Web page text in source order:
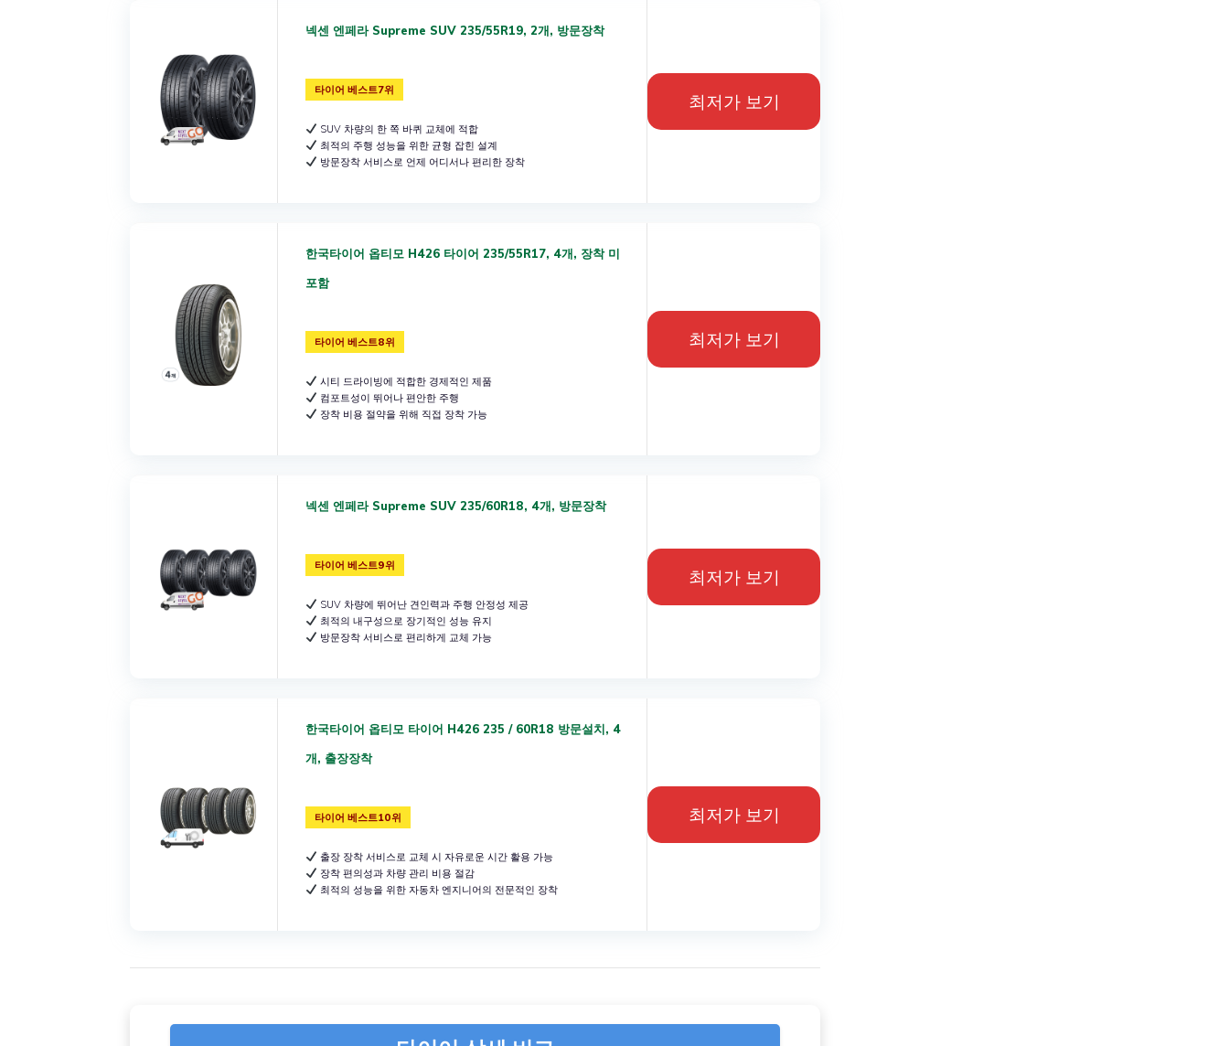
넥센 엔페라 Supreme SUV 235/55R19, 2개, 방문장착
타이어 베스트7위
SUV 차량의 한 쪽 바퀴 교체에 적합
최적의 주행 성능을 위한 균형 잡힌 설계
방문장착 서비스로 언제 어디서나 편리한 장착
최저가 보기
한국타이어 옵티모 H426 타이어 235/55R17, 4개, 장착 미
포함
타이어 베스트8위
시티 드라이빙에 적합한 경제적인 제품
컴포트성이 뛰어나 편안한 주행
장착 비용 절약을 위해 직접 장착 가능
최저가 보기
넥센 엔페라 Supreme SUV 235/60R18, 4개, 방문장착
타이어 베스트9위
SUV 차량에 뛰어난 견인력과 주행 안정성 제공
최적의 내구성으로 장기적인 성능 유지
방문장착 서비스로 편리하게 교체 가능
최저가 보기
한국타이어 옵티모 타이어 H426 235 / 60R18 방문설치, 4
개, 출장장착
타이어 베스트10위
출장 장착 서비스로 교체 시 자유로운 시간 활용 가능
장착 편의성과 차량 관리 비용 절감
최적의 성능을 위한 자동차 엔지니어의 전문적인 장착
최저가 보기